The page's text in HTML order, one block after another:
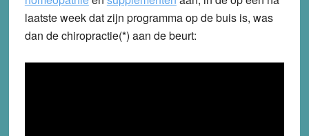
laatste week dat zijn programma op de buis is, was
dan de chiropractie(*) aan de beurt: